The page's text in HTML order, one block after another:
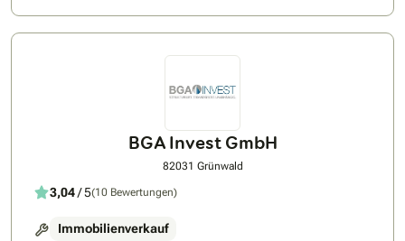
BGA Invest GmbH
82031 Grünwald
3,04/ 5(10 Bewertungen)
Immobilienverkauf